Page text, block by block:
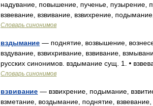
надувание, повышение, пученье, пузырение,
взвевание, взвивание, взвихрение,
Словарь синонимов
вздымание — поднятие, возвышение,
вздувание, взвихривание, взвивание,
русских синонимов. вздымание сущ. 1. •
Словарь синонимов
взвивание — взвихрение, подымание,
взметание, воздымание, поднятие,